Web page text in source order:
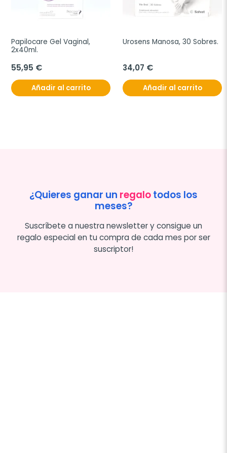
Papilocare Gel Vaginal,
2x40ml.
55,95 €
Añadir al carrito
Urosens Manosa, 30 Sobres.
34,07 €
Añadir al carrito
¿Quieres ganar un regalotodos los
meses?
Suscríbete a nuestra newsletter y consigue un
regalo especial en tu compra de cada mes por ser
suscriptor!